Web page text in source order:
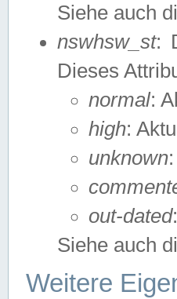
Siehe auch
nswhsw_st:
Dieses
normal:
high:
unknown
out-dated
Siehe auch
Weitere